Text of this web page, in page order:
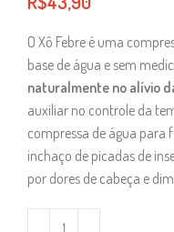
O Xô Febre é uma
base de água e sem
naturalmente no alívio
auxiliar no controle da
compressa de água para
inchaço de picadas de
por dores de cabeça e